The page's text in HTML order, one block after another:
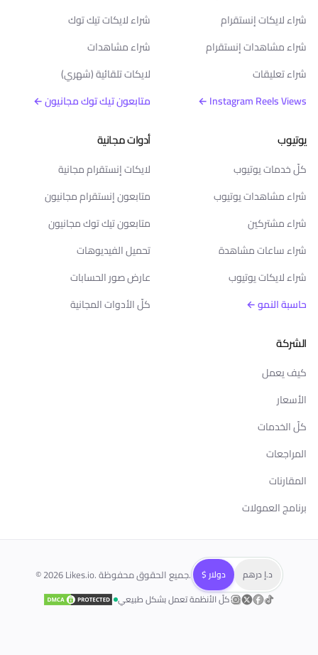
شراء لايكات إنستقرام
شراء مشاهدات إنستقرام
شراء تعليقات
Instagram Reels Views ←
شراء لايكات تيك توك
شراء مشاهدات
لايكات تلقائية (شهري)
متابعون تيك توك مجانيون ←
يوتيوب
كلّ خدمات يوتيوب
شراء مشاهدات يوتيوب
شراء مشتركين
شراء ساعات مشاهدة
شراء لايكات يوتيوب
حاسبة النمو ←
أدوات مجانية
لايكات إنستقرام مجانية
متابعون إنستقرام مجانيون
متابعون تيك توك مجانيون
تحميل الفيديوهات
عارض صور الحسابات
كلّ الأدوات المجانية
الشركة
كيف يعمل
الأسعار
كلّ الخدمات
المراجعات
المقارنات
برنامج العمولات
©2026 Likes.io. جميع الحقوق محفوظة. $ دولار
د.إ درهم
كلّ الأنظمة تعمل بشكل طبيعي